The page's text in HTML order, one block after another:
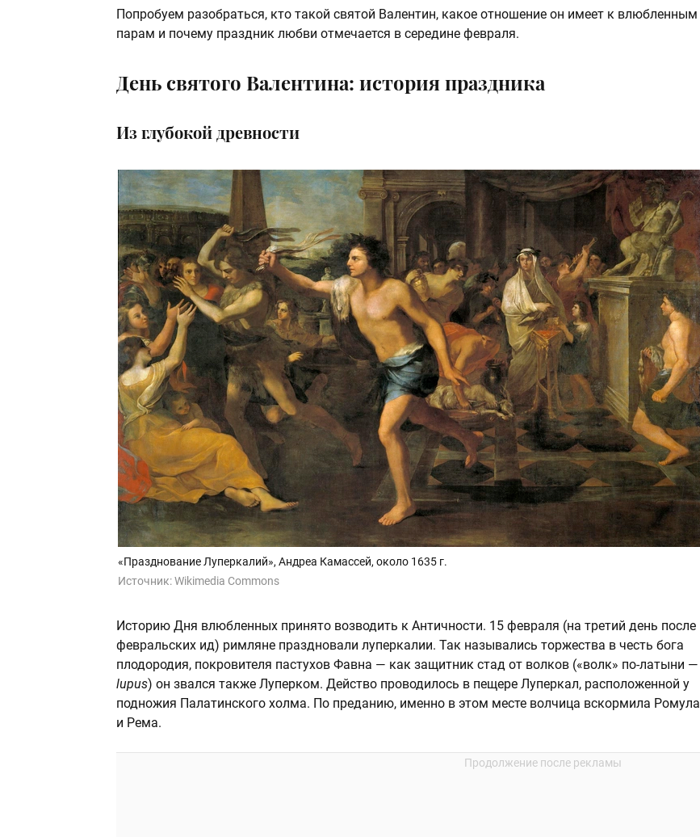
Попробуем разобраться, кто такой святой Валентин, какое отношение он имеет к влюбленным
парам и почему праздник любви отмечается в середине февраля.
День святого Валентина: история праздника
Из глубокой древности
«Празднование Луперкалий», Андреа Камассей, около 1635 г.
Источник:Wikimedia Commons
Историю Дня влюбленных принято возводить к Античности. 15 февраля (на третий день после
февральских ид) римляне праздновали луперкалии. Так назывались торжества в честь бога
плодородия, покровителя пастухов Фавна — как защитник стад от волков («волк» по-латыни —
lupus) он звался также Луперком. Действо проводилось в пещере Луперкал, расположенной у
подножия Палатинского холма. По преданию, именно в этом месте волчица вскормила Ромула
и Рема.